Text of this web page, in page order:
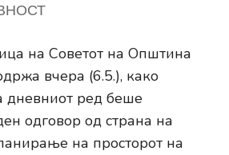
на Советот на Општина
вчера (6.5.), како
дневниот ред беше
одговор од страна на
на просторот на